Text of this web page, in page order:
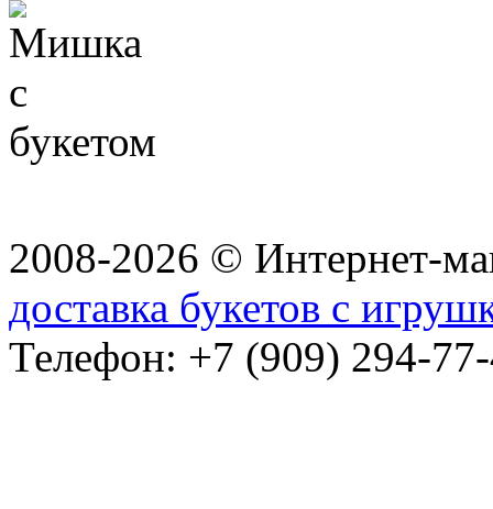
2008-2026 © Интернет-
доставка букетов с
Телефон: +7 (909) 294-